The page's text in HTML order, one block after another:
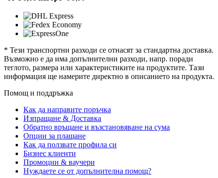
* Тези транспортни разходи се отнасят за стандартна доставка.
Възможно е да има допълнителни разходи, напр. поради
теглото, размера или характеристиките на продуктите. Тази
информация ще намерите директно в описанието на продукта.
Помощ и поддръжка
Как да направите поръчка
Изпращане & Доставка
Обратно връщане и възстановяване на сума
Опции за плащане
Как да ползвате профила си
Бизнес клиенти
Промоции & ваучери
Нуждаете се от допълнителна помощ?